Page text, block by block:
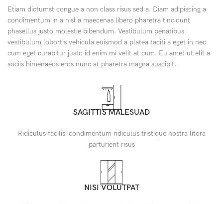
Etiam dictumst congue a non class risus sed a. Diam adipiscing a
condimentum in a nisl a maecenas libero pharetra tincidunt
phasellus justo molestie bibendum. Vestibulum penatibus
vestibulum lobortis vehicula euismod a platea taciti a eget in nec
cum eget curabitur justo id enim mi velit at cum. Eu amet ut elit a
sociis himenaeos eros nunc at pharetra magna suscipit.
SAGITTIS MALESUAD
Ridiculus facilisi condimentum ridiculus tristique nostra litora
parturient risus
NISI VOLUTPAT